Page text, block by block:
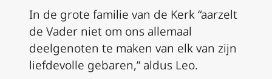
In de grote familie van de Kerk “aarzelt
de Vader niet om ons allemaal
deelgenoten te maken van elk van zijn
liefdevolle gebaren,” aldus Leo.